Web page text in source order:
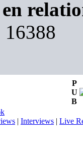
16388
P
U
B
| Interviews | Live